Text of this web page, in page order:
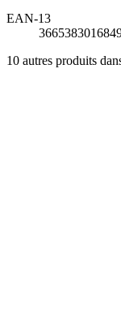
EAN-13
10 autres produits